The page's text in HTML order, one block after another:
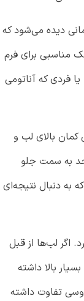
دیده می‌شود که
برای فرم
که آناتومی
بالای لب و
به سمت جلو
دنبال نتیجه‌ای
لب‌ها از قبل
بالا داشته
تفاوت داشته